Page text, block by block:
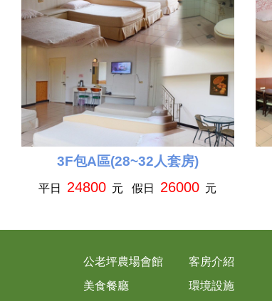
3F包A區(28~32人套房)
平日 24800 元 假日 26000 元
公老坪農場會館 客房介紹
美食餐廳
環境設施